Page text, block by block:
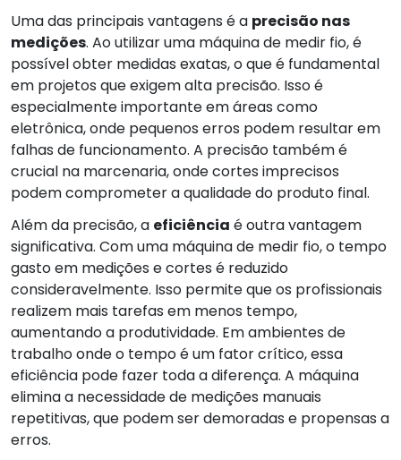
Uma das principais vantagens é a precisão nas
medições. Ao utilizar uma máquina de medir fio, é
possível obter medidas exatas, o que é fundamental
em projetos que exigem alta precisão. Isso é
especialmente importante em áreas como
eletrônica, onde pequenos erros podem resultar em
falhas de funcionamento. A precisão também é
crucial na marcenaria, onde cortes imprecisos
podem comprometer a qualidade do produto final.
Além da precisão, a eficiência é outra vantagem
significativa. Com uma máquina de medir fio, o tempo
gasto em medições e cortes é reduzido
consideravelmente. Isso permite que os profissionais
realizem mais tarefas em menos tempo,
aumentando a produtividade. Em ambientes de
trabalho onde o tempo é um fator crítico, essa
eficiência pode fazer toda a diferença. A máquina
elimina a necessidade de medições manuais
repetitivas, que podem ser demoradas e propensas a
erros.